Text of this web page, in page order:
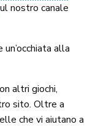
nostro canale
alla
altri giochi,
sito. Oltre a
che vi aiutano a